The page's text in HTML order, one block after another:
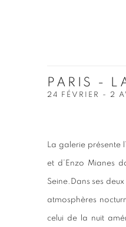
PARIS -
24 FÉVRIER - 2
La galerie présente
et d’Enzo Mianes
Seine.Dans ses
atmosphères
celui de la nuit